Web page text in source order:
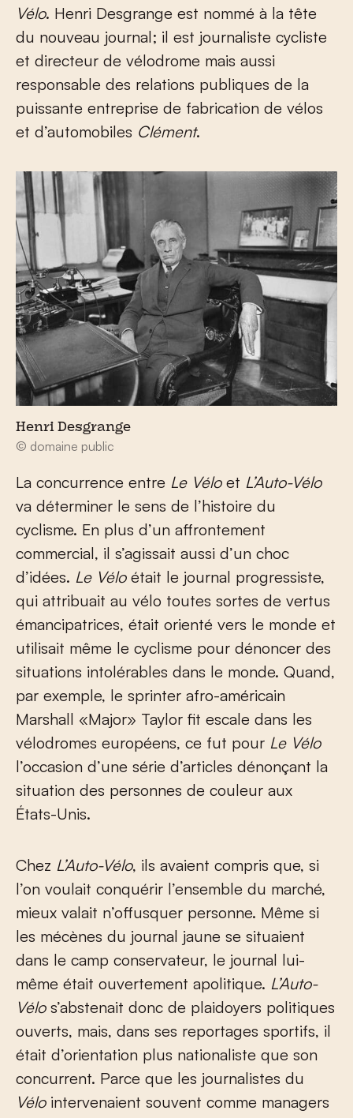
Vélo. Henri Desgrange est nommé à la tête
du nouveau journal; il est journaliste cycliste
et directeur de vélodrome mais aussi
responsable des relations publiques de la
puissante entreprise de fabrication de vélos
et d’automobiles Clément.
Henri Desgrange
© domaine public
La concurrence entre Le Véloet L’Auto-Vélo
va déterminer le sens de l’histoire du
cyclisme. En plus d’un affrontement
commercial, il s’agissait aussi d’un choc
d’idées. Le Véloétait le journal progressiste,
qui attribuait au vélo toutes sortes de vertus
émancipatrices, était orienté vers le monde et
utilisait même le cyclisme pour dénoncer des
situations intolérables dans le monde. Quand,
par exemple, le sprinter afro-américain
Marshall «Major» Taylor fit escale dans les
vélodromes européens, ce fut pour Le Vélo
l’occasion d’une série d’articles dénonçant la
situation des personnes de couleur aux
États-Unis.
Chez L’Auto-Vélo, ils avaient compris que, si
l’on voulait conquérir l’ensemble du marché,
mieux valait n’offusquer personne. Même si
les mécènes du journal jaune se situaient
dans le camp conservateur, le journal lui-
même était ouvertement apolitique. L’Auto-
Vélos’abstenait donc de plaidoyers politiques
ouverts, mais, dans ses reportages sportifs, il
était d’orientation plus nationaliste que son
concurrent. Parce que les journalistes du
Vélointervenaient souvent comme managers